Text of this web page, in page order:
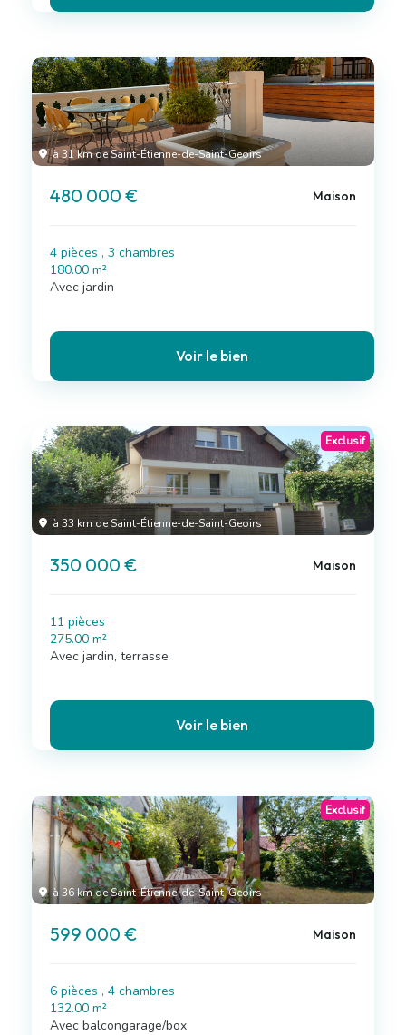
à 31 km de Saint-Étienne-de-Saint-Geoirs
480 000 € Maison
4 pièces , 3 chambres
180.00 m²
Avec jardin
Voir le bien
à 33 km de Saint-Étienne-de-Saint-Geoirs
Exclusif
350 000 € Maison
11 pièces
275.00 m²
Avec jardin, terrasse
Voir le bien
à 36 km de Saint-Étienne-de-Saint-Geoirs
Exclusif
599 000 € Maison
6 pièces , 4 chambres
132.00 m²
Avec balcongarage/box